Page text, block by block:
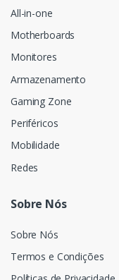
All-in-one
Motherboards
Monitores
Armazenamento
Gaming Zone
Periféricos
Mobilidade
Redes
Sobre Nós
Sobre Nós
Termos e Condições